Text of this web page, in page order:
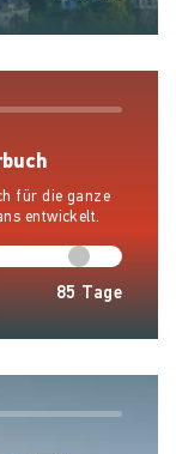
für die ganze
entwickelt.
85 Tage